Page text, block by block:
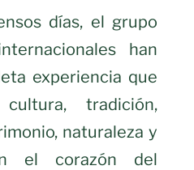
días, el grupo
han
experiencia que
tradición,
naturaleza y
el corazón del